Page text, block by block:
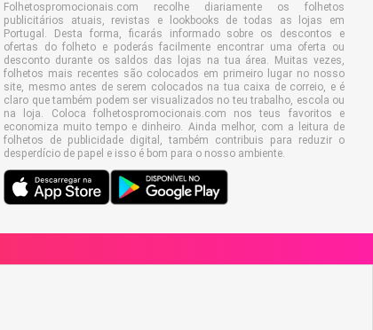
Folhetospromocionais.com recolhe diariamente os folhetos
publicitários atuais, revistas e lookbooks de todas as lojas em
Portugal. Desta forma, ficarás informado sobre os descontos e
ofertas do folheto e poderás facilmente encontrar uma oferta ou
desconto durante os saldos das lojas na tua área. Muitas vezes,
folhetos mais recentes são colocados em primeiro lugar no nosso
site, mesmo antes de serem colocados na tua caixa de correio, e é
claro que também podem ser visualizados no teu trabalho, escola ou
na loja. Coloca folhetospromocionais.com nos teus favoritos e
economiza muito tempo e dinheiro. Ainda melhor, com a leitura de
folhetos de publicidade digital, também contribuis para reduzir o
desperdício de papel e isso é bom para o nosso ambiente.